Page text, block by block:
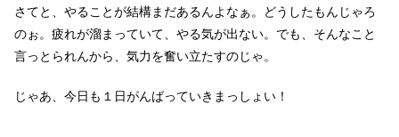
さてと、やることが結構まだあるんよなぁ。どうしたもんじゃろ
のぉ。疲れが溜まっていて、やる気が出ない。でも、そんなこと
言っとられんから、気力を奮い立たすのじゃ。
じゃあ、今日も１日がんばっていきまっしょい！